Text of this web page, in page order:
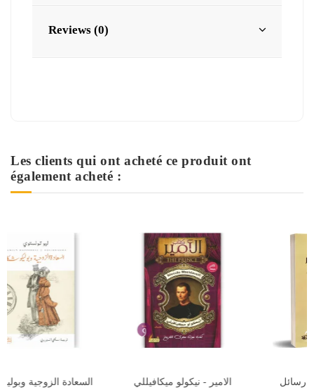
Reviews (0)
Les clients qui ont acheté ce produit ont
également acheté :
الانسان الصرصار، رسائل
عدوي اللدود - جين ويبستر